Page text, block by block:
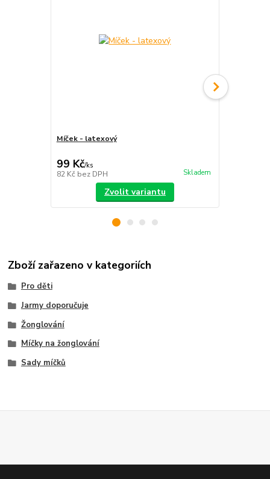
Míček - latexový
99 Kč/ks
82 Kč bez DPH Skladem
Zvolit variantu
Zboží zařazeno v kategoriích
Pro děti
Jarmy doporučuje
Žonglování
Míčky na žonglování
Sady míčků